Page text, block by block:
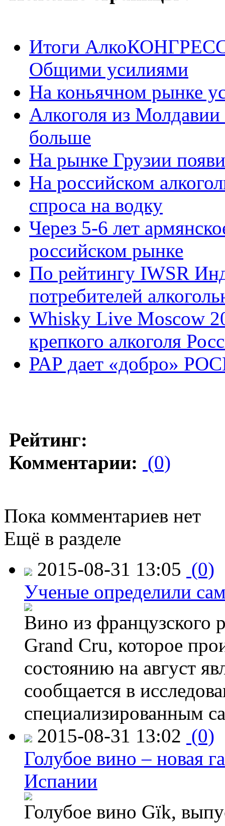
Итоги
Общими усилиями
На коньячном рынке
Алкоголя из Молдавии
больше
На рынке Грузии
На российском
спроса на водку
Через 5-6 лет
российском рынке
По рейтингу IWSR
потребителей
Whisky Live Moscow
крепкого алкоголя
РАР дает «добро»
Рейтинг:
Комментарии: (0)
Пока комментариев нет
Ещё в разделе
2015-08-31 13:05 (0)
Ученые определили
Вино из французского
Grand Cru, которое
состоянию на август
сообщается в
специализированным
2015-08-31 13:02 (0)
Голубое вино – новая
Испании
Голубое вино Gïk,